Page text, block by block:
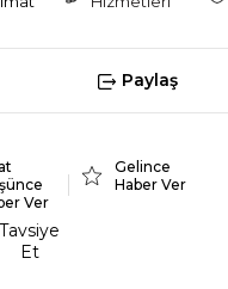
Paylaş
Ver
Gelince
Haber Ver
Tavsiye
Et